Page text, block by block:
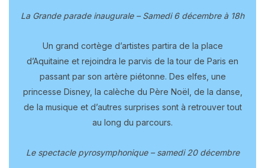
La Grande parade inaugurale – Samedi 6 décembre à 18h
Un grand cortège d’artistes partira de la place
d’Aquitaine et rejoindra le parvis de la tour de Paris en
passant par son artère piétonne. Des elfes, une
princesse Disney, la calèche du Père Noël, de la danse,
de la musique et d’autres surprises sont à retrouver tout
au long du parcours.
Le spectacle pyrosymphonique – samedi 20 décembre